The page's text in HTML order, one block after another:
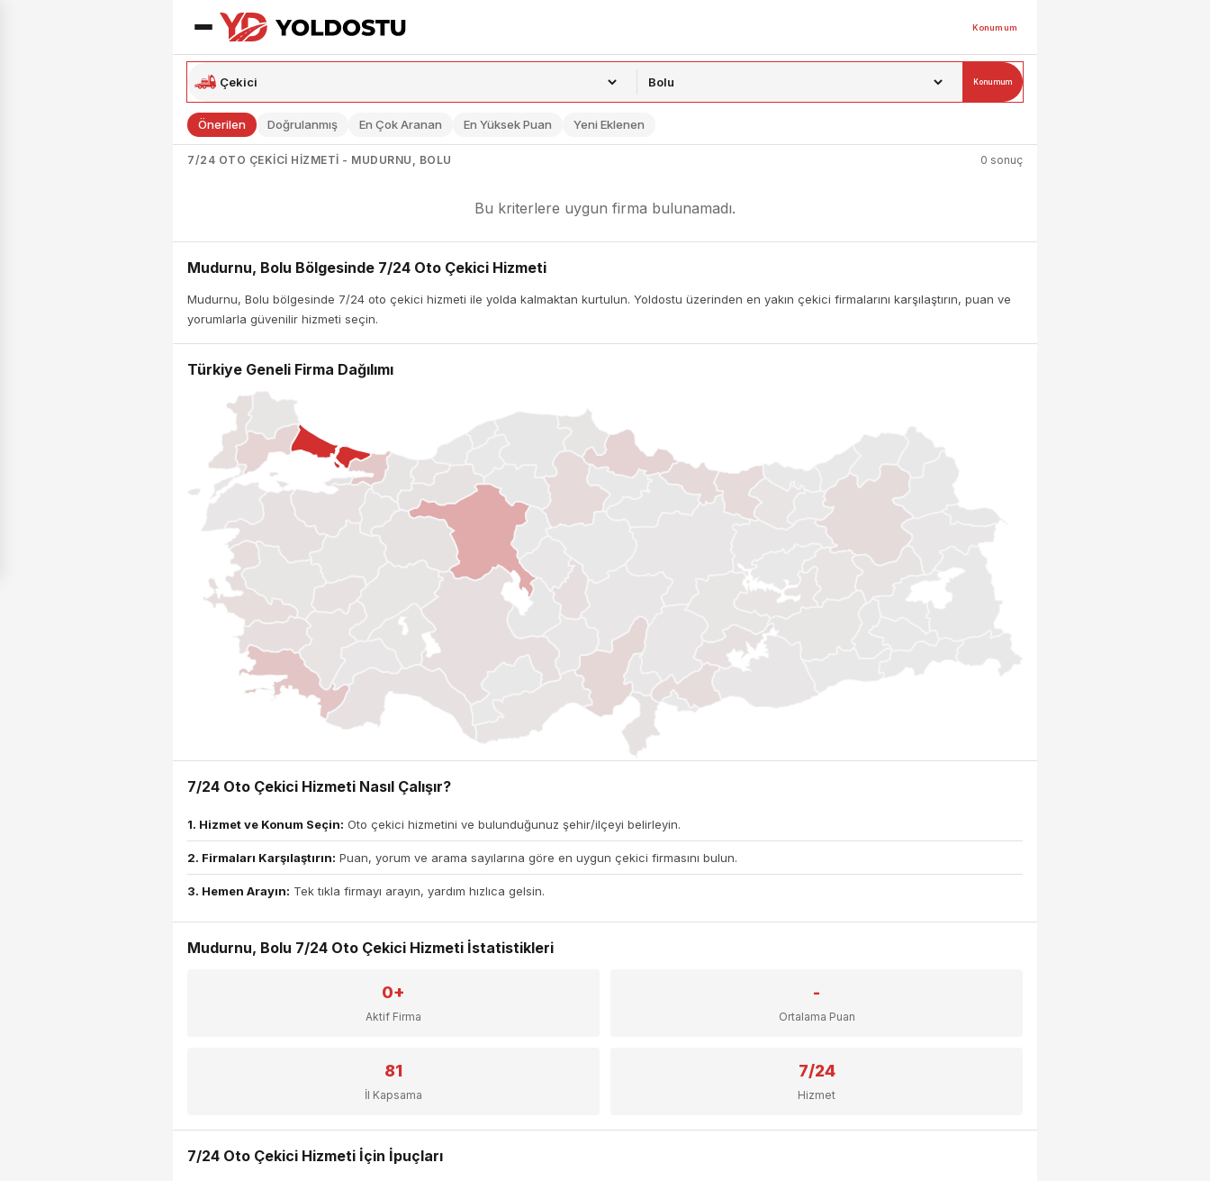
Konumum
Konumum
Önerilen Doğrulanmış En Çok Aranan En Yüksek Puan Yeni Eklenen
7/24 OTO ÇEKICI HIZMETI - MUDURNU, BOLU 0 sonuç
Bu kriterlere uygun firma bulunamadı.
Mudurnu, Bolu Bölgesinde 7/24 Oto Çekici Hizmeti
Mudurnu, Bolu bölgesinde 7/24 oto çekici hizmeti ile yolda kalmaktan kurtulun. Yoldostu üzerinden en yakın çekici firmalarını karşılaştırın, puan ve
yorumlarla güvenilir hizmeti seçin.
Türkiye Geneli Firma Dağılımı
7/24 Oto Çekici Hizmeti Nasıl Çalışır?
1. Hizmet ve Konum Seçin: Oto çekici hizmetini ve bulunduğunuz şehir/ilçeyi belirleyin.
2. Firmaları Karşılaştırın: Puan, yorum ve arama sayılarına göre en uygun çekici firmasını bulun.
3. Hemen Arayın: Tek tıkla firmayı arayın, yardım hızlıca gelsin.
Mudurnu, Bolu 7/24 Oto Çekici Hizmeti İstatistikleri
0+
Aktif Firma
-
Ortalama Puan
81
İl Kapsama
7/24
Hizmet
7/24 Oto Çekici Hizmeti İçin İpuçları